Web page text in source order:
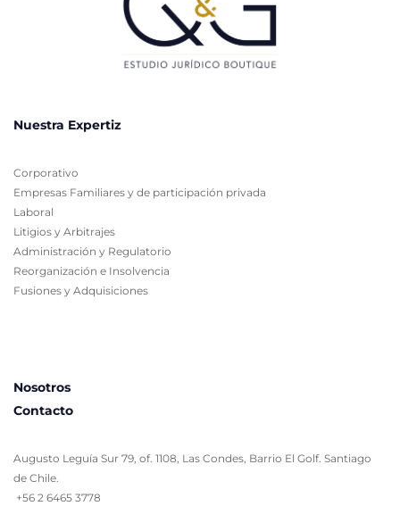
Nuestra Expertiz
Corporativo
Empresas Familiares y de participación privada
Laboral
Litigios y Arbitrajes
Administración y Regulatorio
Reorganización e Insolvencia
Fusiones y Adquisiciones
Nosotros
Contacto
Augusto Leguía Sur 79, of. 1108, Las Condes, Barrio El Golf. Santiago
de Chile.
+56 2 6465 3778